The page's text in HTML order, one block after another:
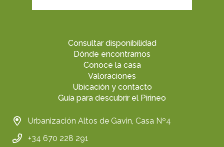
Consultar disponibilidad
Dónde encontrarnos
Conoce la casa
Valoraciones
Ubicación y contacto
Guía para descubrir el Pirineo
Urbanización Altos de Gavin, Casa Nº4
+34 670 228 291